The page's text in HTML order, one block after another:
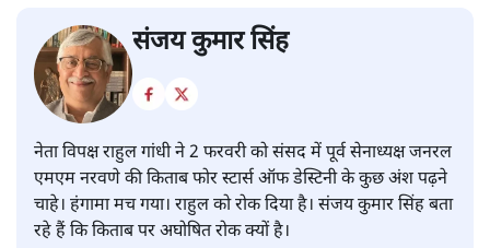
संजय कुमार सिंह
नेता विपक्ष राहुल गांधी ने 2 फरवरी को संसद में पूर्व सेनाध्यक्ष जनरल
एमएम नरवणे की किताब फोर स्टार्स ऑफ डेस्टिनी के कुछ अंश पढ़ने
चाहे। हंगामा मच गया। राहुल को रोक दिया है। संजय कुमार सिंह बता
रहे हैं कि किताब पर अघोषित रोक क्यों है।